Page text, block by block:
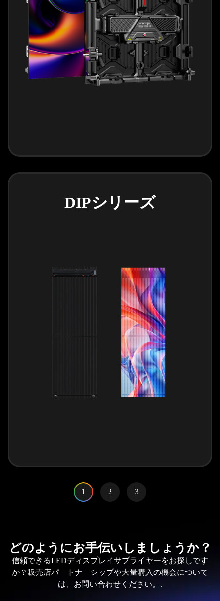
DIPシリーズ
1 2 3
どのようにお手伝いしましょうか？
信頼できるLEDディスプレイサプライヤーをお探しです
か？販売店パートナーシップや大量購入の機会について
は、お問い合わせください。.